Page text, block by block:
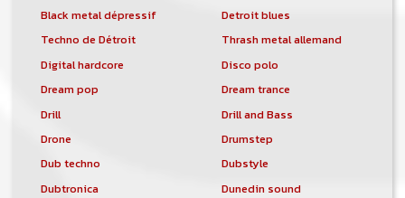
Black metal dépressif
Detroit blues
Techno de Détroit
Thrash metal allemand
Digital hardcore
Disco polo
Dream pop
Dream trance
Drill
Drill and Bass
Drone
Drumstep
Dub techno
Dubstyle
Dubtronica
Dunedin sound